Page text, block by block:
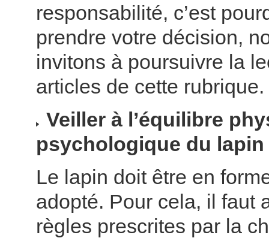
responsabilité, c’est
prendre votre décision,
invitons à poursuivre la
articles de cette rubrique.
Veiller à l’équilibre
psychologique du lapin
Le lapin doit être en
adopté. Pour cela, il faut
règles prescrites par la